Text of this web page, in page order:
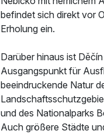
befindet sich direkt vor
Erholung ein.
Darüber hinaus ist
Ausgangspunkt für
beeindruckende Natur
und des Nationalparks
Auch größere Städte